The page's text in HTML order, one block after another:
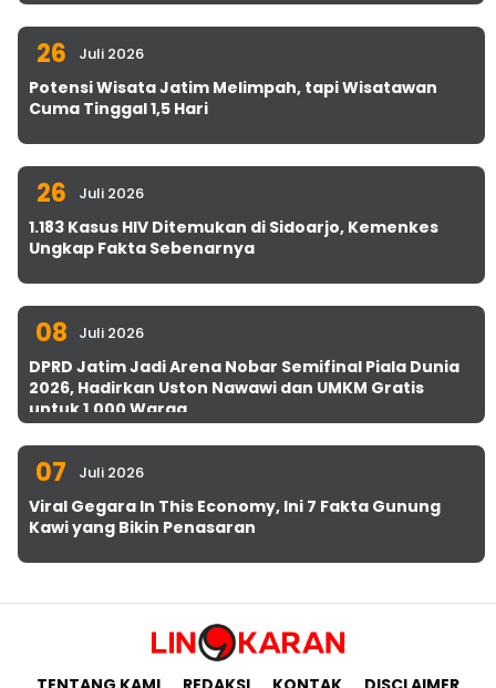
26 Juli 2026
Potensi Wisata Jatim Melimpah, tapi Wisatawan
Cuma Tinggal 1,5 Hari
26 Juli 2026
1.183 Kasus HIV Ditemukan di Sidoarjo, Kemenkes
Ungkap Fakta Sebenarnya
08 Juli 2026
DPRD Jatim Jadi Arena Nobar Semifinal Piala Dunia
2026, Hadirkan Uston Nawawi dan UMKM Gratis
untuk 1.000 Warga
07 Juli 2026
Viral Gegara In This Economy, Ini 7 Fakta Gunung
Kawi yang Bikin Penasaran